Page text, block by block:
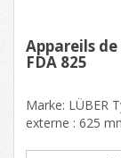
Appareils de
FDA 825
Marke: LÜBER
externe : 625